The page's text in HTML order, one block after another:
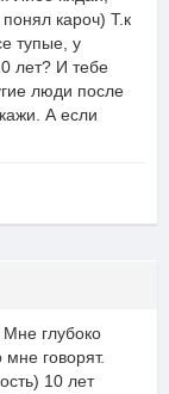
кароч) Т.к
тупые, у
лет? И тебе
люди после
А если
Мне глубоко
говорят.
10 лет